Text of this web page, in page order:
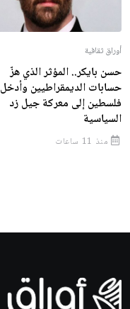
أوراق ثقافية
حسن بايكر.. المؤثر الذي هزّ
حسابات الديمقراطيين وأدخل
فلسطين إلى معركة جيل زد
السياسية
منذ 11 ساعات